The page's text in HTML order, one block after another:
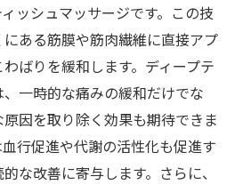
ッシュマッサージです。この技
ある筋膜や筋肉繊維に直接アプ
ばりを緩和します。ディープテ
一時的な痛みの緩和だけでな
因を取り除く効果も期待できま
行促進や代謝の活性化も促進す
な改善に寄与します。さらに、